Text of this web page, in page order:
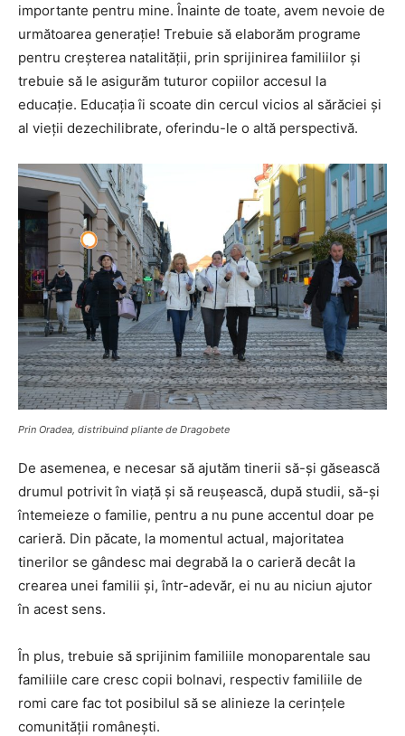
importante pentru mine. Înainte de toate, avem nevoie de
următoarea generație! Trebuie să elaborăm programe
pentru creșterea natalității, prin sprijinirea familiilor și
trebuie să le asigurăm tuturor copiilor accesul la
educație. Educația îi scoate din cercul vicios al sărăciei și
al vieții dezechilibrate, oferindu-le o altă perspectivă.
Prin Oradea, distribuind pliante de Dragobete
De asemenea, e necesar să ajutăm tinerii să-și găsească
drumul potrivit în viață şi să reușească, după studii, să-și
întemeieze o familie, pentru a nu pune accentul doar pe
carieră. Din păcate, la momentul actual, majoritatea
tinerilor se gândesc mai degrabă la o carieră decât la
crearea unei familii și, într-adevăr, ei nu au niciun ajutor
în acest sens.
În plus, trebuie să sprijinim familiile monoparentale sau
familiile care cresc copii bolnavi, respectiv familiile de
romi care fac tot posibilul să se alinieze la cerinţele
comunităţii românești.